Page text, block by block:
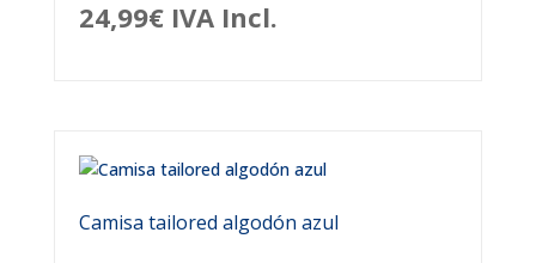
24,99€ IVA Incl.
Camisa tailored algodón azul